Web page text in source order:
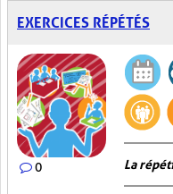
EXERCICES RÉPÉTÉS
0 La